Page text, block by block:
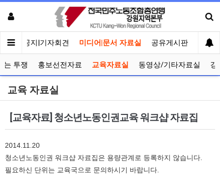
인 공지|기자회견 미디어|문서 자료실 공유게시판 선거
는 투쟁 홍보선전자료 교육자료실 동영상/기타자료실 강
교육 자료실
[교육자료] 청소년노동인권교육 워크샵 자료집
2014.11.20
청소년노동인권 워크샵 자료집은 용량관계로 등록하지 않습니다.
필요하신 단위는 교육국으로 문의하시기 바랍니다.